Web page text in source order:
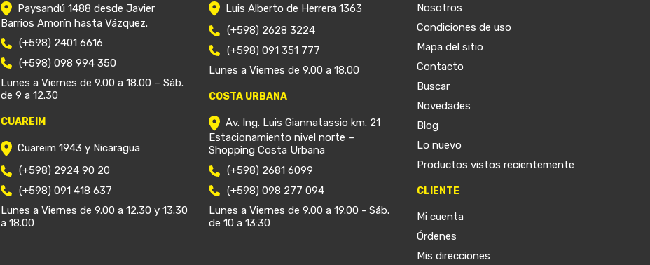
Paysandú 1488 desde Javier
Barrios Amorín hasta Vázquez.
(+598) 2401 6616
(+598) 098 994 350
Lunes a Viernes de 9.00 a 18.00 – Sáb.
de 9 a 12.30
CUAREIM
Cuareim 1943 y Nicaragua
(+598) 2924 90 20
(+598) 091 418 637
Lunes a Viernes de 9.00 a 12.30 y 13.30
a 18.00
Luis Alberto de Herrera 1363
(+598) 2628 3224
(+598) 091 351 777
Lunes a Viernes de 9.00 a 18.00
COSTA URBANA
Av. Ing. Luis Giannatassio km. 21
Estacionamiento nivel norte –
Shopping Costa Urbana
(+598) 2681 6099
(+598) 098 277 094
Lunes a Viernes de 9.00 a 19.00 - Sáb.
de 10 a 13:30
Nosotros
Condiciones de uso
Mapa del sitio
Contacto
Buscar
Novedades
Blog
Lo nuevo
Productos vistos recientemente
CLIENTE
Mi cuenta
Órdenes
Mis direcciones